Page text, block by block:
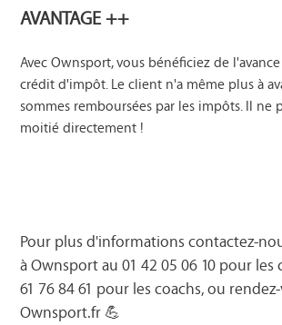
AVANTAGE ++
Avec Ownsport, vous bénéficiez de
crédit d'impôt. Le client n'a même plus à
sommes remboursées par les impôts. Il ne
moitié directement !
Pour plus d'informations contactez-
à Ownsport au 01 42 05 06 10 pour les
61 76 84 61 pour les coachs, ou
Ownsport.fr💪